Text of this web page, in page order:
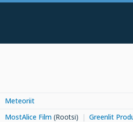
Meteoriit
MostAlice Film (Rootsi) Greenlit